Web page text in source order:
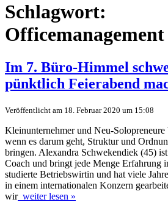
Schlagwort:
Officemanagement
Im 7. Büro-Himmel
pünktlich Feierabend
Veröffentlicht am 18. Februar 2020 um 15:08
Kleinunternehmer und Neu-
wenn es darum geht, Struktur und
bringen. Alexandra Schwekendiek (45)
Coach und bringt jede Menge Erfahrung
studierte Betriebswirtin und hat viele
in einem internationalen Konzern
wirweiter lesen »